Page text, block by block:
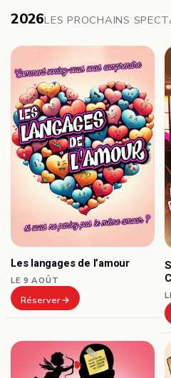
2026LES PROCHAINS
Les langages de l’amour
LE 9 AOÛT
Réserver